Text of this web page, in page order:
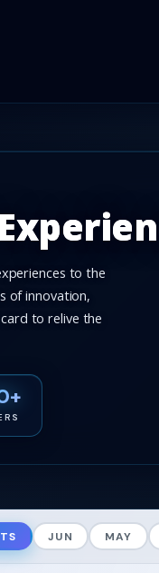
to the
of innovation,
to relive the
JUN MAY